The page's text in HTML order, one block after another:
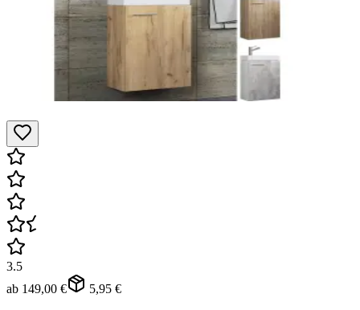
3.5
ab 149,00 € 5,95 €